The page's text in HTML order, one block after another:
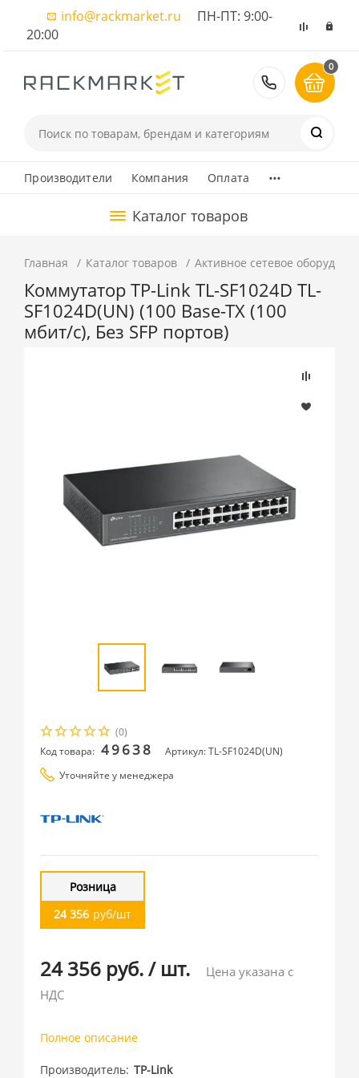
info@rackmarket.ru ПН-ПТ: 9:00-
20:00
8 (495)
0
Производители Компания Оплата ...
Каталог товаров
Главная Каталог товаров Активное сетевое
Коммутатор TP-Link TL-SF1024D TL-
SF1024D(UN) (100 Base-TX (100
мбит/с), Без SFP портов)
(0)
Код товара: 49638
Артикул: TL-SF1024D(UN)
Уточняйте у менеджера
Розница
24 356 руб/шт
24 356 руб./ шт.
Цена указана с
НДС
Полное описание
Производитель TP-Link